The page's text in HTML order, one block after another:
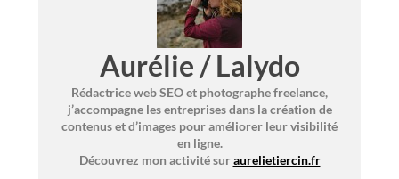
Aurélie / Lalydo
Rédactrice web SEO et photographe freelance,
j’accompagne les entreprises dans la création de
contenus et d’images pour améliorer leur visibilité
en ligne.
Découvrez mon activité suraurelietiercin.fr